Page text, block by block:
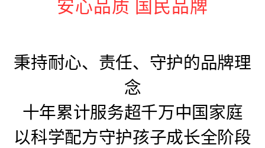
安心品质 国民品牌
秉持耐心、责任、守护的品牌理
念
十年累计服务超千万中国家庭
以科学配方守护孩子成长全阶段